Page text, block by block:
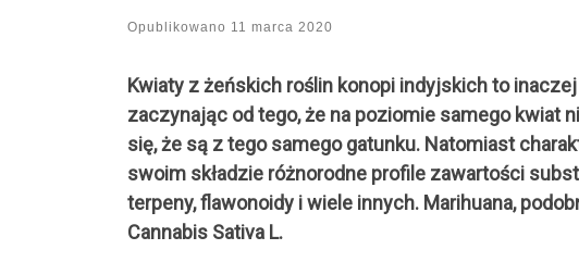
Opublikowano 11 marca 2020
Kwiaty z żeńskich roślin konopi indyjskich to
zaczynając od tego, że na poziomie samego
się, że są z tego samego gatunku. Natomiast
swoim składzie różnorodne profile zawartości
terpeny, flawonoidy i wiele innych. Marihuana,
Cannabis Sativa L.